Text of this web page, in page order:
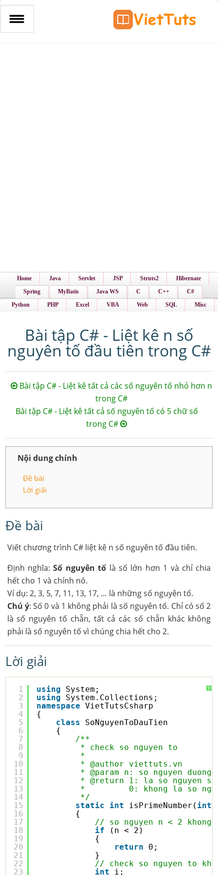
Home Java Servlet JSP Struts2
Hibernate
Spring
MyBatis Java WS C C++
C#
Python
PHP Excel VBA Web SQL Misc
Bài tập C# - Liệt kê n số
nguyên tố đầu tiên trong C#
Bài tập C# - Liệt kê tất cả các số nguyên tố nhỏ hơn n
trong C#
Bài tập C# - Liệt kê tất cả số nguyên tố có 5 chữ số
trong C#
Nội dung chính
Đề bài
Lời giải
Đề bài
Viết chương trình C# liệt kê n số nguyên tố đầu tiên.
Định nghĩa:Số nguyên tố là số lớn hơn 1 và chỉ chia
hết cho 1 và chính nó.
Ví dụ: 2, 3, 5, 7, 11, 13, 17, … là những số nguyên tố.
Chú ý: Số 0 và 1 không phải là số nguyên tố. Chỉ có số 2
là số nguyên tố chẵn, tất cả các số chẵn khác không
phải là số nguyên tố vì chúng chia hết cho 2.
Lời giải
?
1
2
3
4
5
6
7
8
9
10
11
12
13
14
15
16
17
18
19
20
21
22
23
using
System;
using
System.Collections;
namespace
VietTutsCsharp
{
class
SoNguyenToDauTien
{
/**
* check so nguyen to
*
* @author viettuts.vn
* @param n: so nguyen duong
* @return 1: la so nguyen
*         0: khong la so
*/
static
int isPrimeNumber( int
{
// so nguyen n < 2
if
(n < 2)
{
return
0;
}
// check so nguyen to
int
i;